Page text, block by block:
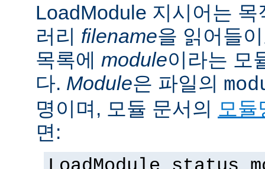
LoadModule 지시어는
러리 filename을 읽어들
목록에 module이라는 모
다. Module은 파일의
명이며, 모듈 문서의 모듈
면: